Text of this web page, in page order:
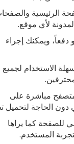
الرئيسية
لأي موقع.
دفعاً، ويمكنك إجراء
الاستخدام لجميع
مباشرة على
دون الحاجة لتحميل
للصفحة كما يراها
المستخدم.